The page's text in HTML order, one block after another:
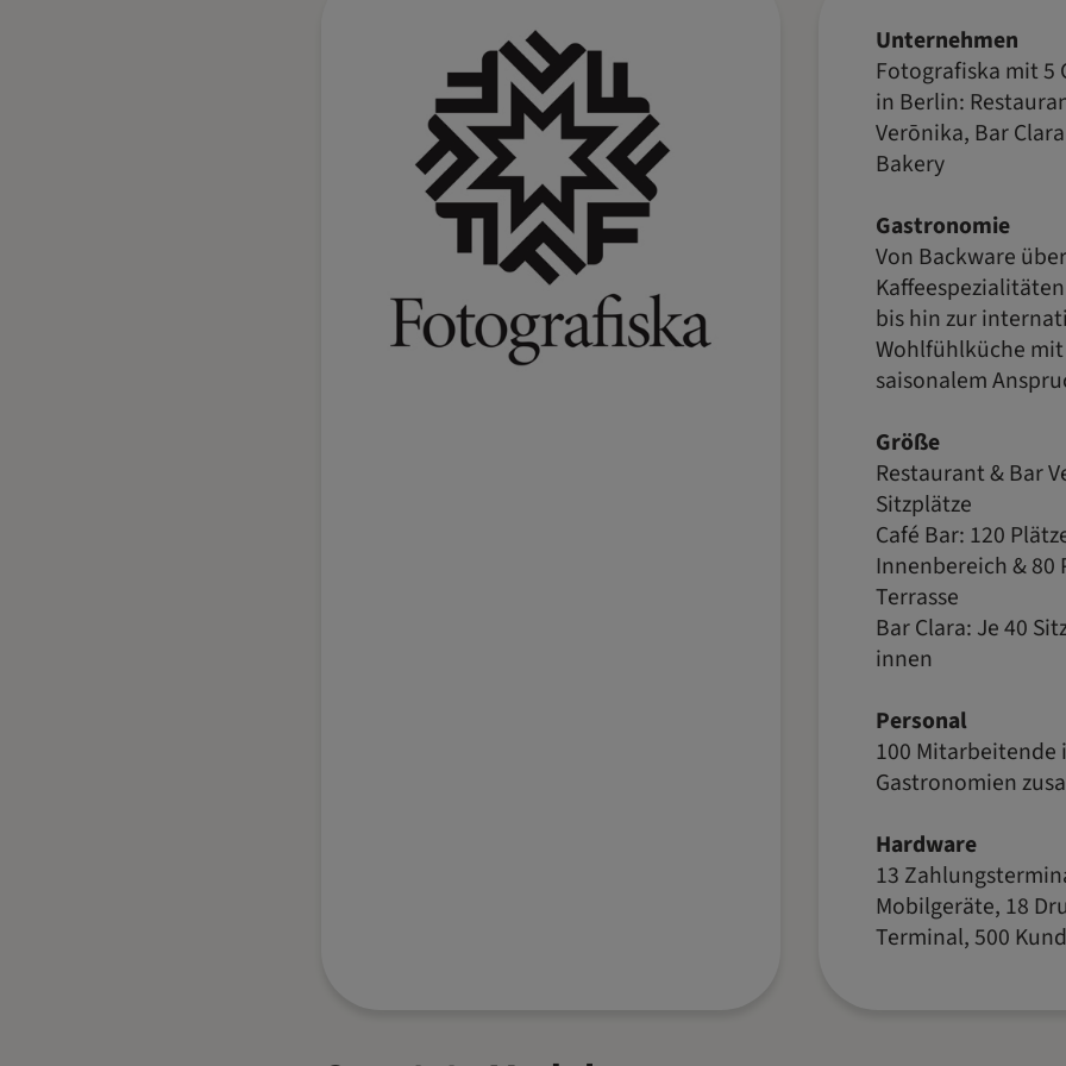
Unternehmen
Fotografiska mit 5
in Berlin:
Verōnika, Bar
Bakery
Gastronomie
Von Backware über
bis hin zur
Wohlfühlküche
saisonalem
Größe
Restaurant & Bar
Sitzplätze
Café Bar: 120
Innenbereich & 80
Terrasse
Bar Clara: Je 40
innen
Personal
100 Mitarbeitende
Gastronomien
Hardware
13
Mobilgeräte, 18
Terminal, 500